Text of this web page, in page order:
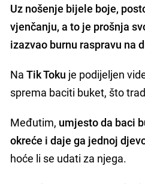
Uz nošenje bijele boje,
vjenčanju, a to je prošnja
izazvao burnu raspravu na
NaTik Toku je podijeljen
sprema baciti buket, što
Međutim, umjesto da baci
okreće i daje ga jednoj
hoće li se udati za njega.